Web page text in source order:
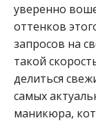
уверенно
оттенков
запросов на
такой
делиться
самых
маникюра,